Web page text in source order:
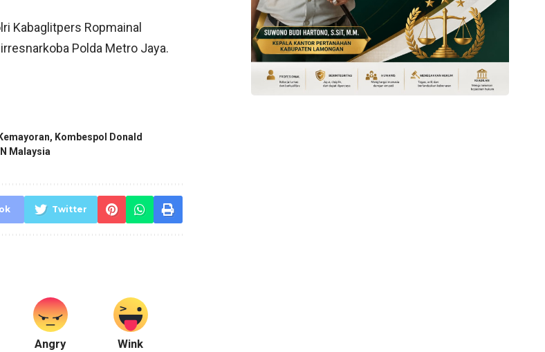
Kabaglitpers Ropmainal
Polda Metro Jaya.
Kemayoran, Kombespol Donald
Malaysia
Twitter
Angry Wink